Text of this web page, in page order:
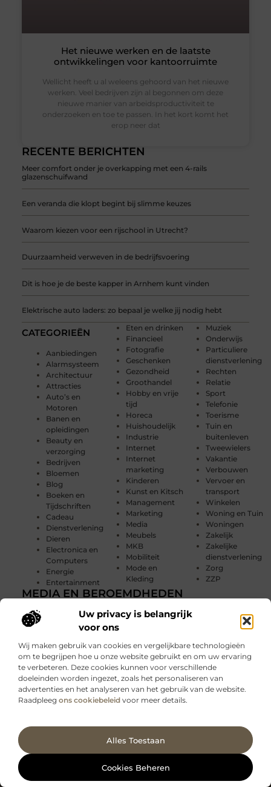
Uw privacy is belangrijk
voor ons
Wij maken gebruik van cookies en vergelijkbare technologieën
om te begrijpen hoe u onze website gebruikt en om uw ervaring
te verbeteren. Deze cookies kunnen voor verschillende
doeleinden worden ingezet, zoals het personaliseren van
advertenties en het analyseren van het gebruik van de website.
Raadpleeg ons cookiebeleid voor meer details.
Alles Toestaan
Cookies Beheren
Ga Naar
RECENTE BERICHTEN
Meer comfort onder je overkapping met een 4-rails
glazenschuifwand
Een veranda die klopt begint bij slimme keuzes
Waarom kiezen voor een rijschool in Utrecht?
Duurzaamheid verweven in de bedrijfsvoering
Dit is hoe je de beste kapper in Arnhem kunt vinden
Elektrische auto laders: zo bepaal je welke jij nodig hebt
CATEGORIEËN
Aanbiedingen
Alarmsysteem
Architectuur
Attracties
Auto’s en
Motoren
Banen en
opleidingen
Beauty en
verzorging
Bedrijven
Bloemen
Blog
Boeken en
Tijdschriften
Cadeau
Dienstverlening
Dieren
Electronica en
Computers
Energie
Entertainment
Eten en drinken
Financieel
Fotografie
Geschenken
Gezondheid
Groothandel
Hobby en vrije
tijd
Horeca
Huishoudelijk
Industrie
Internet
Internet
marketing
Kinderen
Kunst en Kitsch
Management
Marketing
Media
Meubels
MKB
Mobiliteit
Mode en
Kleding
Muziek
Onderwijs
Particuliere
dienstverlening
Rechten
Relatie
Sport
Telefonie
Toerisme
Tuin en
buitenleven
Tweewielers
Vakantie
Verbouwen
Vervoer en
transport
Winkelen
Woning en Tuin
Woningen
Zakelijk
Zakelijke
dienstverlening
Zorg
ZZP
MEDIA EN BEROEMDHEDEN
Gevelreclame: mogelijkheden en voordelen
Het nieuwe werken en de laatste
ontwikkelingen voor kantoorruimte
Wellicht heeft u al weleens gehoord van het nieuwe
werken. Veel bedrijven zijn al begonnen om deze
nieuwe manier van arbeidsproductiviteit te
onderzoeken en toe te passen. In het kort komt het
erop neer dat
Registreer u
vandaag nog en
Wil jij jouw blogs delen
en een breed publiek
langer en registreer je
vandaag nog op
Grotemarkt beraad.nl
Neem hier